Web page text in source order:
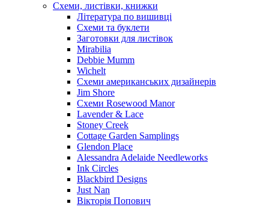
Схеми, листівки, книжки
Література по вишивці
Схеми та буклети
Заготовки для листівок
Mirabilia
Debbie Mumm
Wichelt
Схеми американських дизайнерів
Jim Shore
Cхеми Rosewood Manor
Lavender & Lace
Stoney Creek
Cottage Garden Samplings
Glendon Place
Alessandra Adelaide Needleworks
Ink Circles
Blackbird Designs
Just Nan
Вікторія Попович